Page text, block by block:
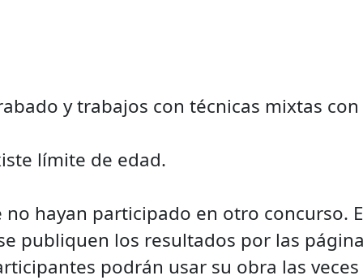
y trabajos con técnicas mixtas con
límite de edad.
hayan participado en otro concurso.
publiquen los resultados por las
podrán usar su obra las